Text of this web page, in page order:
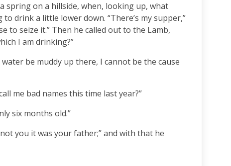
spring on a hillside, when, looking up, what
drink a little lower down. “There’s my supper,”
to seize it.” Then he called out to the Lamb,
I am drinking?”
be muddy up there, I cannot be the cause
me bad names this time last year?”
six months old.”
you it was your father;” and with that he